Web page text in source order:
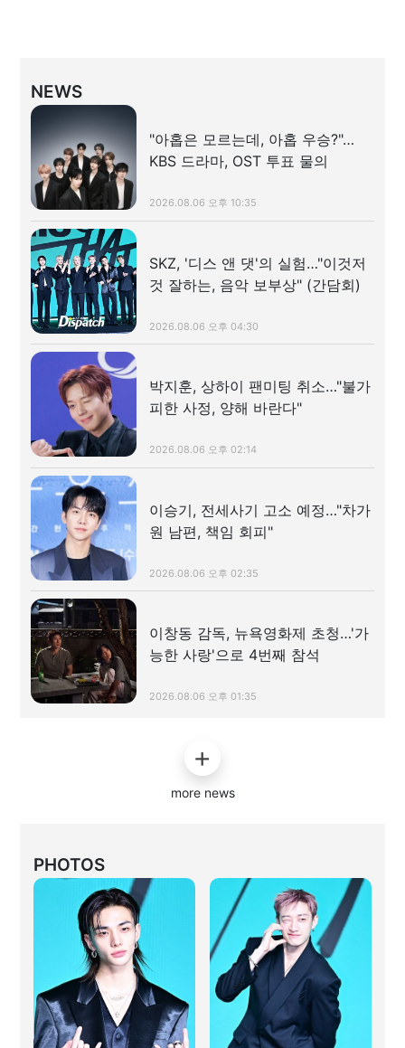
NEWS
"아홉은 모르는데, 아홉 우승?"…
KBS 드라마, OST 투표 물의
2026.08.06 오후 10:35
SKZ, '디스 앤 댓'의 실험…"이것저
것 잘하는, 음악 보부상" (간담회)
2026.08.06 오후 04:30
박지훈, 상하이 팬미팅 취소…"불가
피한 사정, 양해 바란다"
2026.08.06 오후 02:14
이승기, 전세사기 고소 예정…"차가
원 남편, 책임 회피"
2026.08.06 오후 02:35
이창동 감독, 뉴욕영화제 초청…'가
능한 사랑'으로 4번째 참석
2026.08.06 오후 01:35
more news
PHOTOS